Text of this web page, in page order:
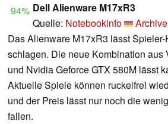
94% Dell Alienware M17xR3
Quelle: Notebookinfo
Das Alienware M17xR3 lässt
schlagen. Die neue Kombination aus
und Nvidia Geforce GTX 580M lässt
Aktuelle Spiele können ruckelfrei
und der Preis lässt nur noch die
fallen.